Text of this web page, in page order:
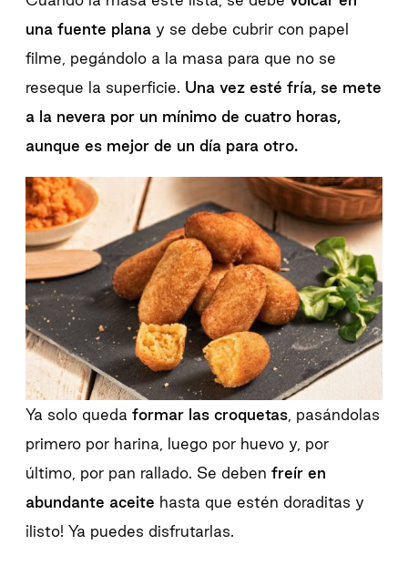
una fuente planay se debe cubrir con papel
filme, pegándolo a la masa para que no se
reseque la superficie. Una vez esté fría, se mete
a la nevera por un mínimo de cuatro horas,
aunque es mejor de un día para otro.
Ya solo queda formar las croquetas, pasándolas
primero por harina, luego por huevo y, por
último, por pan rallado. Se deben freír en
abundante aceite hasta que estén doraditas y
¡listo! Ya puedes disfrutarlas.